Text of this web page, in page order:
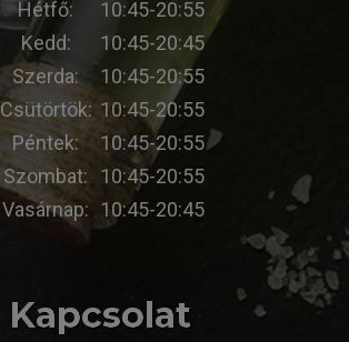
Hétfő:
10:45-20:55
Kedd:
10:45-20:45
Szerda:
10:45-20:55
Csütörtök: 10:45-20:55
Péntek:
10:45-20:55
Szombat:
10:45-20:55
Vasárnap: 10:45-20:45
Kapcsolat